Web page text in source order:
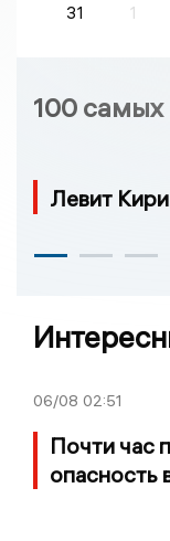
31
1
100
Левит
06/08 02:51
Почти час
опасность